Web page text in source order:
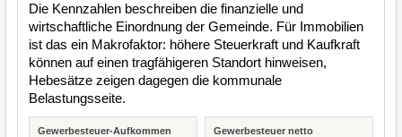
Die Kennzahlen beschreiben die finanzielle und
wirtschaftliche Einordnung der Gemeinde. Für Immobilien
ist das ein Makrofaktor: höhere Steuerkraft und Kaufkraft
können auf einen tragfähigeren Standort hinweisen,
Hebesätze zeigen dagegen die kommunale
Belastungsseite.
Gewerbesteuer-Aufkommen Gewerbesteuer netto